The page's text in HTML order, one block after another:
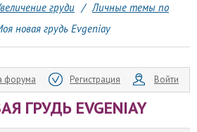
груди / Личные темы по
новая грудь Evgeniay
форума Регистрация Войти
ГРУДЬ EVGENIAY